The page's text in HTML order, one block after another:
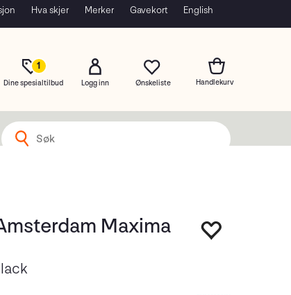
Hva skjer Merker Gavekort English
1
Dine spesialtilbud Logg inn
Maxima